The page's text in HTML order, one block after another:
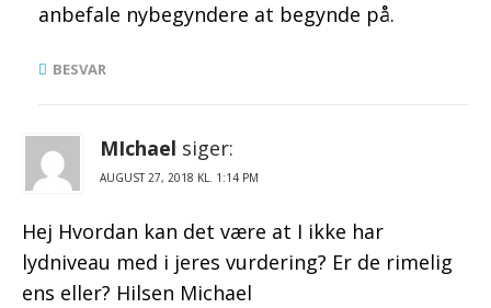
anbefale nybegyndere at begynde på.
BESVAR
MIchael siger:
KL.
Hej Hvordan kan det være at I ikke har
lydniveau med i jeres vurdering? Er de rimelig
ens eller? Hilsen Michael